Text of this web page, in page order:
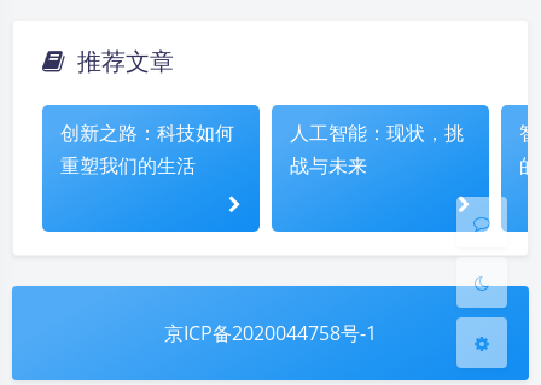
夜间模式
Sans Serif Serif
浅阴影
Σ(っ °Д °;)っ
o(*////▽////*)q
( ๑´•ω•) "(ㆆᴗㆆ)
推荐文章
创新之路：科技如何
重塑我们的生活
人工智能：现状，挑
战与未来
京ICP备2020044758号-1